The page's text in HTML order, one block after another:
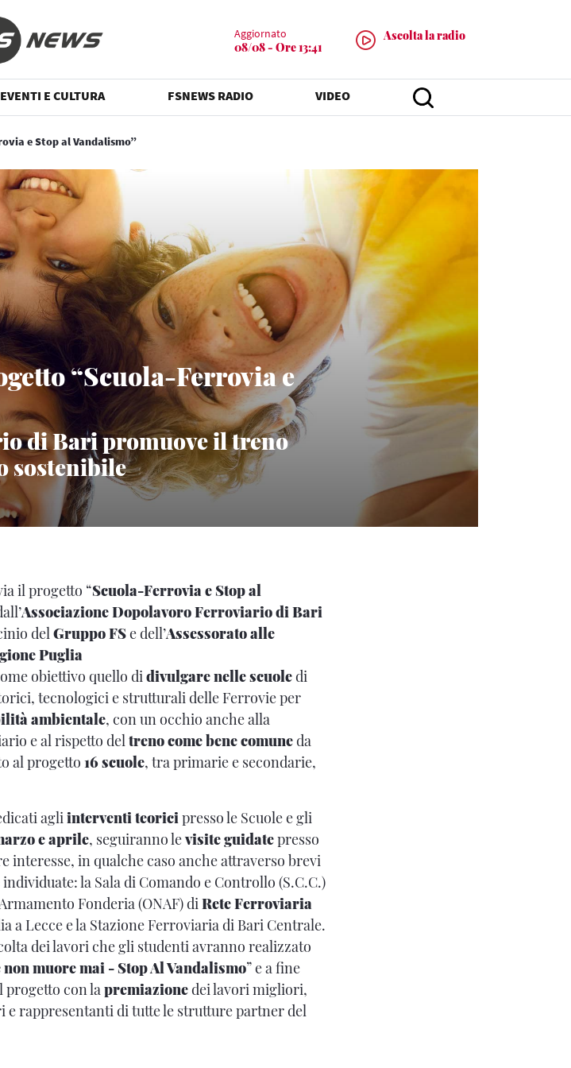
Aggiornato
08/08 - Ore 13:41
Ascolta la radio
EVENTI E CULTURA FSNEWS RADIO VIDEO
e Stop al Vandalismo”
“Scuola-Ferrovia e
di Bari promuove il treno
sostenibile
il progetto “Scuola-Ferrovia e Stop al
Associazione Dopolavoro Ferroviario di Bari
delGruppo FSe dell’Assessorato alle
Puglia
obiettivo quello didivulgare nelle scuoledi
tecnologici e strutturali delle Ferrovie per
ambientale, con un occhio anche alla
e al rispetto deltreno come bene comuneda
al progetto 16 scuole, tra primarie e secondarie,
agliinterventi teoricipresso le Scuole e gli
e aprile, seguiranno levisite guidatepresso
in qualche caso anche attraverso brevi
la Sala di Comando e Controllo (S.C.C.)
Fonderia (ONAF) diRete Ferroviaria
a Lecce e la Stazione Ferroviaria di Bari Centrale.
dei lavori che gli studenti avranno realizzato
muore mai - Stop Al Vandalismo” e a fine
progetto con lapremiazionedei lavori migliori,
rappresentanti di tutte le strutture partner del